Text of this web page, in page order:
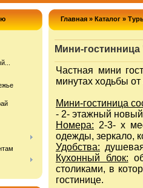
Главная » Каталог »
Мини-
Частная мини
минутах ходьбы от
Мини-гостиница
- 2- этажный
Номера: 2-3- х
одежды, зеркало,
Удобства:
Кухонный блок:
столиками, в
гостинице.